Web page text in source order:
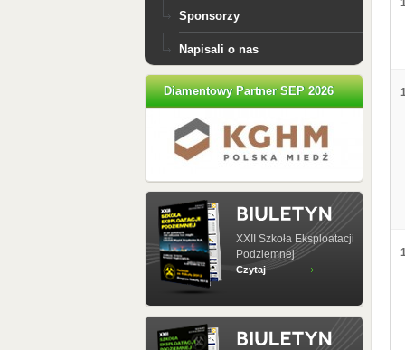
Sponsorzy
Napisali o nas
Diamentowy Partner SEP 2026
XXII Szkoła Eksploatacji
Podziemnej
Czytaj